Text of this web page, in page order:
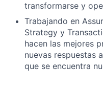
transformarse y
Trabajando en
Strategy y
hacen las mejores
nuevas respuestas
que se encuentra